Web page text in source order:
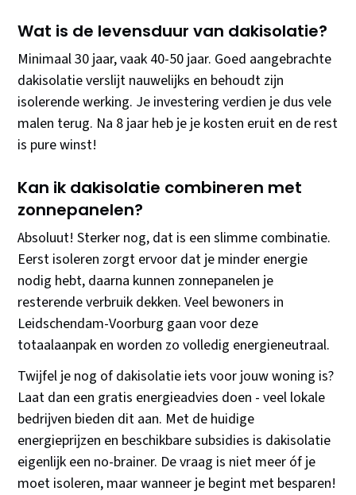
Wat is de levensduur van dakisolatie?
Minimaal 30 jaar, vaak 40-50 jaar. Goed aangebrachte
dakisolatie verslijt nauwelijks en behoudt zijn
isolerende werking. Je investering verdien je dus vele
malen terug. Na 8 jaar heb je je kosten eruit en de rest
is pure winst!
Kan ik dakisolatie combineren met
zonnepanelen?
Absoluut! Sterker nog, dat is een slimme combinatie.
Eerst isoleren zorgt ervoor dat je minder energie
nodig hebt, daarna kunnen zonnepanelen je
resterende verbruik dekken. Veel bewoners in
Leidschendam-Voorburg gaan voor deze
totaalaanpak en worden zo volledig energieneutraal.
Twijfel je nog of dakisolatie iets voor jouw woning is?
Laat dan een gratis energieadvies doen - veel lokale
bedrijven bieden dit aan. Met de huidige
energieprijzen en beschikbare subsidies is dakisolatie
eigenlijk een no-brainer. De vraag is niet meer óf je
moet isoleren, maar wanneer je begint met besparen!